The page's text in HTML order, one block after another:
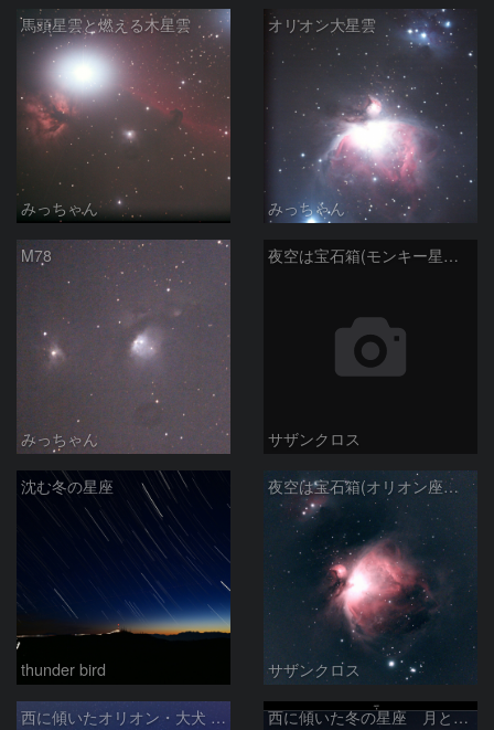
馬頭星雲と燃える木星雲
みっちゃん
オリオン大星雲
みっちゃん
M78
みっちゃん
夜空は宝石箱(モンキー星雲 NGC2174) Seestar50
サザンクロス
沈む冬の星座
thunder bird
夜空は宝石箱(オリオン座大星雲 M42) Seestar50
サザンクロス
西に傾いたオリオン・大犬 (2026/04/21) 西に傾いた冬の星座 月と金星＆木星